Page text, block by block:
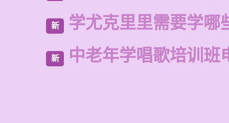
新 学尤克里里需要学哪
新 中老年学唱歌培训班